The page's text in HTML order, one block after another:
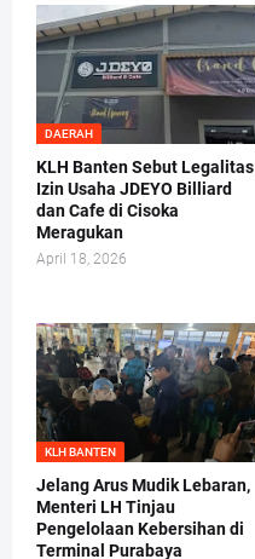
DAERAH
KLH Banten Sebut Legalitas
Izin Usaha JDEYO Billiard
dan Cafe di Cisoka
Meragukan
April 18, 2026
KLH BANTEN
Jelang Arus Mudik Lebaran,
Menteri LH Tinjau
Pengelolaan Kebersihan di
Terminal Purabaya